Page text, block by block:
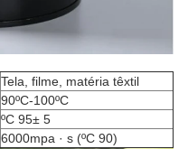
Tela, filme, matéria têxtil
90ºC-100ºC
ºC 95± 5
6000mpa · s (ºC 90)